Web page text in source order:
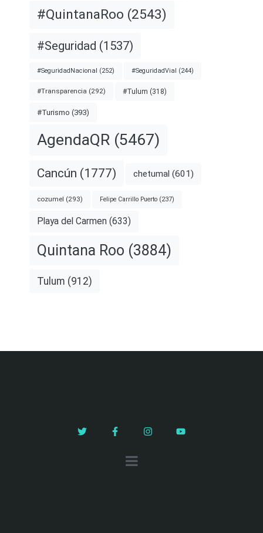
#QuintanaRoo (2543)
#Seguridad (1537)
#SeguridadNacional (252) #SeguridadVial (244)
#Transparencia (292) #Tulum (318)
#Turismo (393)
AgendaQR (5467)
Cancún (1777) chetumal (601)
cozumel (293) Felipe Carrillo Puerto (237)
Playa del Carmen (633)
Quintana Roo (3884)
Tulum (912)